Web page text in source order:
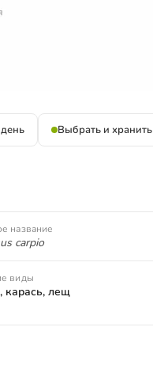
Выбрать и хранить
название
carpio
виды
карась, лещ